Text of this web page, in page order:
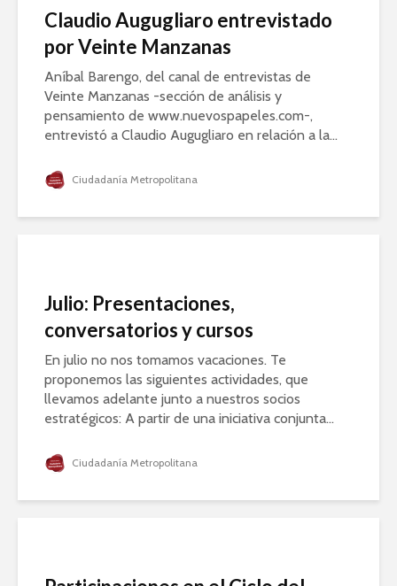
Claudio Augugliaro entrevistado
por Veinte Manzanas
Aníbal Barengo, del canal de entrevistas de
Veinte Manzanas -sección de análisis y
pensamiento de www.nuevospapeles.com-,
entrevistó a Claudio Augugliaro en relación a la...
Ciudadanía Metropolitana
Julio: Presentaciones,
conversatorios y cursos
En julio no nos tomamos vacaciones. Te
proponemos las siguientes actividades, que
llevamos adelante junto a nuestros socios
estratégicos: A partir de una iniciativa conjunta...
Ciudadanía Metropolitana